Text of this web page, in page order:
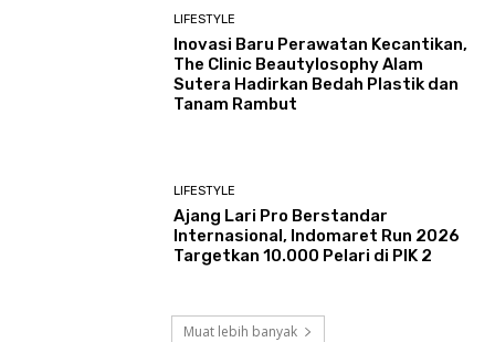
LIFESTYLE
Inovasi Baru Perawatan Kecantikan,
The Clinic Beautylosophy Alam
Sutera Hadirkan Bedah Plastik dan
Tanam Rambut
LIFESTYLE
Ajang Lari Pro Berstandar
Internasional, Indomaret Run 2026
Targetkan 10.000 Pelari di PIK 2
Muat lebih banyak